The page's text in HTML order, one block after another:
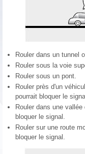
Rouler dans un tunnel
Rouler sous la voie
Rouler sous un pont.
Rouler près d'un
pourrait bloquer le
Rouler dans une
bloquer le signal.
Rouler sur une route
bloquer le signal.